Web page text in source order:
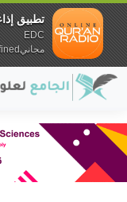
تطبيق
EDC
مجانيundefined